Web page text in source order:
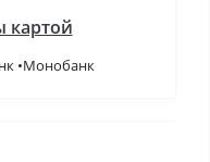
картой
•Монобанк